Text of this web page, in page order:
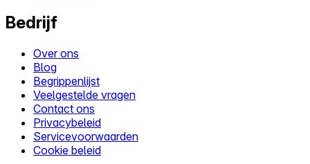
Bedrijf
Over ons
Blog
Begrippenlijst
Veelgestelde vragen
Contact ons
Privacybeleid
Servicevoorwaarden
Cookie beleid